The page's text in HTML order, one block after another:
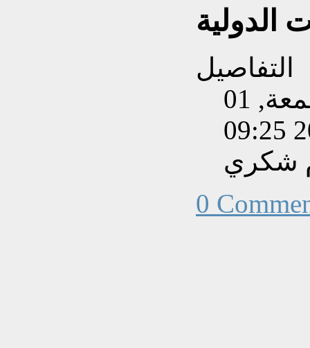
الدولية
التفاصيل
تم إنشاءه بتاريخ الجمعة, 01
شكري
0